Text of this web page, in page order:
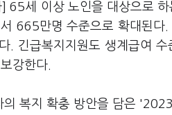
] 65세 이상 노인을 대상으로
665만명 수준으로 확대된
. 긴급복지지원도 생계급여
강한다.
복지 확충 방안을 담은